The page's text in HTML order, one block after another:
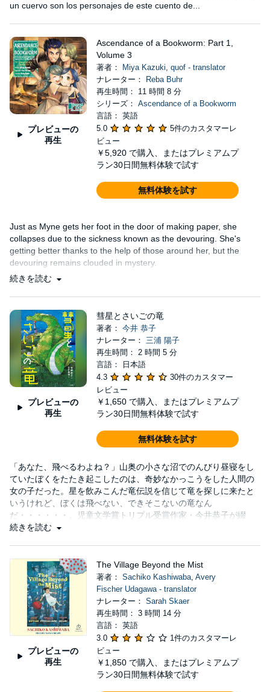
un cuervo son los personajes de este cuento de...
プレビューの
再生
Ascendance of a Bookworm: Part 1,
Volume 3
著者： Miya Kazuki, quof - translator
ナレーター：
Reba Buhr
再生時間： 11 時間 8 分
シリーズ： Ascendance of a Bookworm
言語： 英語
5.0
5件のカスタマーレ
ビュー
￥5,920 で購入、またはプレミアムプ
ラン30日間無料体験で試す
無料体験を試す
Just as Myne gets her foot in the door of making paper, she
collapses due to the sickness known as the devouring. She's
getting better thanks to the help of those around her, but the
devouring remains clouded in mystery.
続きを読む
プレビューの
再生
彗星とさいごの竜
著者： 今井 恭子
ナレーター： 三浦 陽子
再生時間： 2 時間 5 分
言語： 日本語
4.3
30件のカスタマー
レビュー
￥1,650 で購入、またはプレミアムプ
ラン30日間無料体験で試す
無料体験を試す
「あなた、飛べるわよね？」山奥の小さな沼でのんびり昼寝をし
ていたぼくをたたき起こしたのは、奇妙なかっこうをした人間の
女の子だった。星を飲みこんだ竜伝説を信じて竜を探しに来たと
いうけれど、ぼくは飛べない、できそこないの竜なん
だ・・・・・・。児童文学賞トリプル受賞作家・今井恭子が綴
る、彗星衝突のピンチに立ち向かう冒険と友情の物語。
続きを読む
プレビューの
再生
The Village Beyond the Mist
著者： Sachiko Kashiwaba, Avery
Fischer Udagawa - translator
ナレーター： Sarah Skaer
再生時間： 3 時間 14 分
言語： 英語
3.0
1件のカスタマーレ
ビュー
￥1,850 で購入、またはプレミアムプ
ラン30日間無料体験で試す